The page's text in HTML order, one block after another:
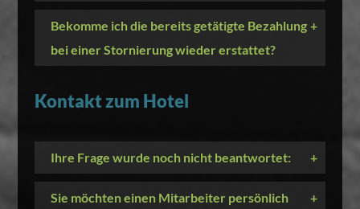
Bekomme ich die bereits getätigte Bezahlung
bei einer Stornierung wieder erstattet?
+
Kontakt zum Hotel
Ihre Frage wurde noch nicht beantwortet: +
Sie möchten einen Mitarbeiter persönlich
+